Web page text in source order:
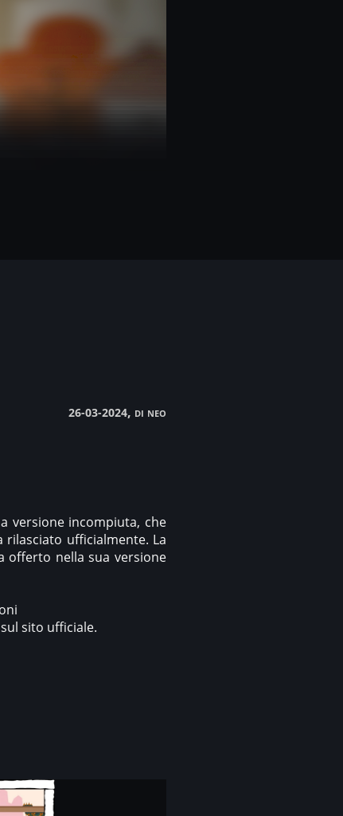
26-03-2024, di neo
versione incompiuta, che
ufficialmente. La
offerto nella sua versione
sito ufficiale.